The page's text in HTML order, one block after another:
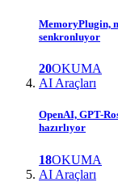
MemoryPlugin,
senkronluyor
20OKUMA
AI Araçları
OpenAI, GPT-
hazırlıyor
18OKUMA
AI Araçları